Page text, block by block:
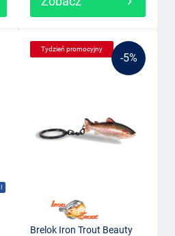
-5%
Tydzień promocyjny
Brelok Iron Trout Beauty